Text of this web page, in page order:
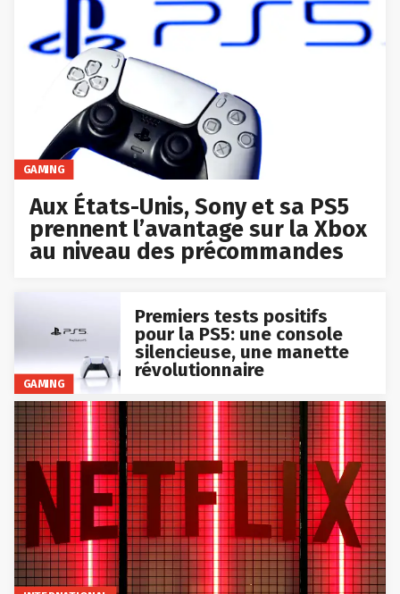
GAMING
Aux États-Unis, Sony et sa PS5
prennent l’avantage sur la Xbox
au niveau des précommandes
GAMING
Premiers tests positifs
pour la PS5: une console
silencieuse, une manette
révolutionnaire